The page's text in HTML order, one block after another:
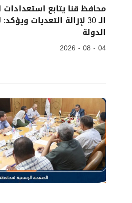
محافظ قنا يتابع
الـ 30 لإزالة التعديات
الدولة
04 - 08 - 2026